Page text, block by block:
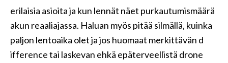
erilaisia ​​asioita ja kun lennät näet purkautumismäärä
akun reaaliajassa. Haluan myös pitää silmällä, kuinka
paljon lentoaika olet ja jos huomaat merkittävän d
ifference tai laskevan ehkä epäterveellistä drone